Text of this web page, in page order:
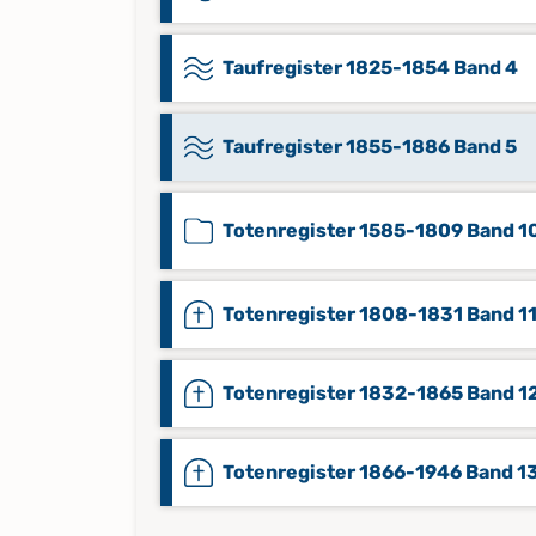
Taufregister 1825-1854 Band 4
Taufregister 1855-1886 Band 5
Totenregister 1585-1809 Band
Totenregister 1808-1831 Band 11
Totenregister 1832-1865 Band
Totenregister 1866-1946 Band